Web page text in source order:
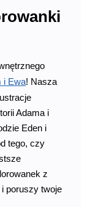
i Ewa! Nasza
Adama i
Eden i
tego, czy
z
poruszy twoje